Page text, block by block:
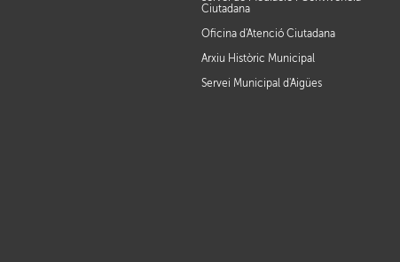
Ciutadana
Oficina d'Atenció Ciutadana
Arxiu Històric Municipal
Servei Municipal d'Aigües